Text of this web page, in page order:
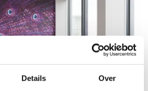
Details Over